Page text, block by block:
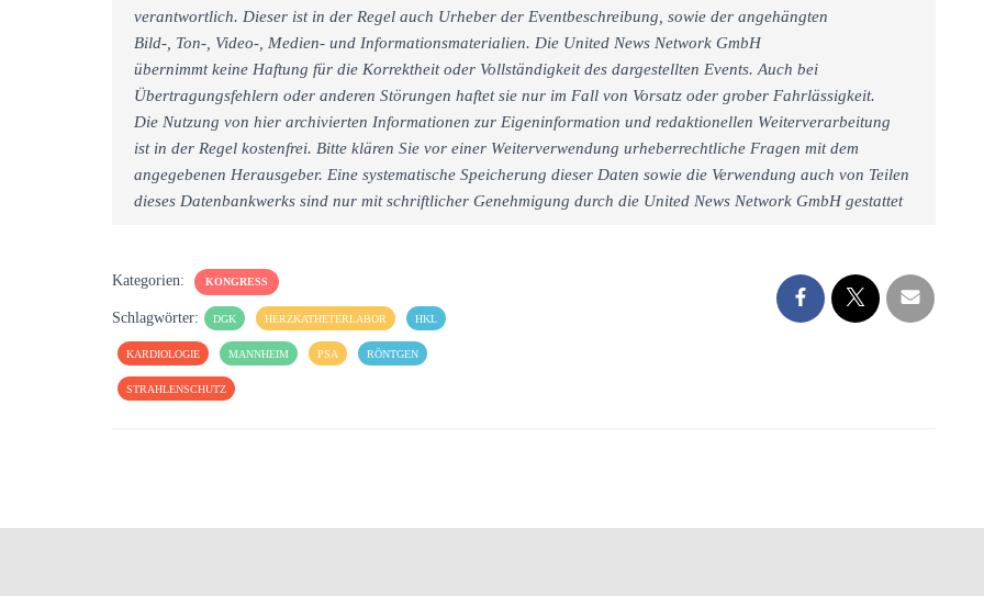
verantwortlich. Dieser ist in der Regel auch Urheber der Eventbeschreibung, sowie der angehängten
Bild-, Ton-, Video-, Medien- und Informationsmaterialien. Die United News Network GmbH
übernimmt keine Haftung für die Korrektheit oder Vollständigkeit des dargestellten Events. Auch bei
Übertragungsfehlern oder anderen Störungen haftet sie nur im Fall von Vorsatz oder grober Fahrlässigkeit.
Die Nutzung von hier archivierten Informationen zur Eigeninformation und redaktionellen Weiterverarbeitung
ist in der Regel kostenfrei. Bitte klären Sie vor einer Weiterverwendung urheberrechtliche Fragen mit dem
angegebenen Herausgeber. Eine systematische Speicherung dieser Daten sowie die Verwendung auch von Teilen
dieses Datenbankwerks sind nur mit schriftlicher Genehmigung durch die United News Network GmbH gestattet
Kategorien: KONGRESS
Schlagwörter: DGK HERZKATHETERLABOR HKL
KARDIOLOGIE MANNHEIM PSA RÖNTGEN
STRAHLENSCHUTZ